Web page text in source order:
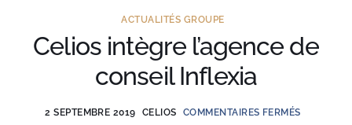
Actus
Contacts
ACTUALITÉS GROUPE
Celios intègre l’agence de
conseil Inflexia
2 SEPTEMBRE 2019 CELIOS COMMENTAIRES FERMÉS